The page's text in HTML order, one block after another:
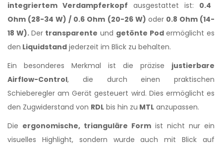
integriertem Verdampferkopf ausgestattet ist: 0.4
Ohm (28-34 W) / 0.6 Ohm (20-26 W) oder0.8 Ohm (14-
18 W). Der transparente und getönte Podermöglicht es
den Liquidstand jederzeit im Blick zu behalten.
Ein besonderes Merkmal ist die präzise justierbare
Airflow-Control, die durch einen praktischen
Schieberegler am Gerät gesteuert wird. Dies ermöglicht es
den Zugwiderstand von RDL bis hin zu MTL anzupassen.
Die ergonomische, trianguläre Form ist nicht nur ein
visuelles Highlight, sondern wurde auch mit Blick auf